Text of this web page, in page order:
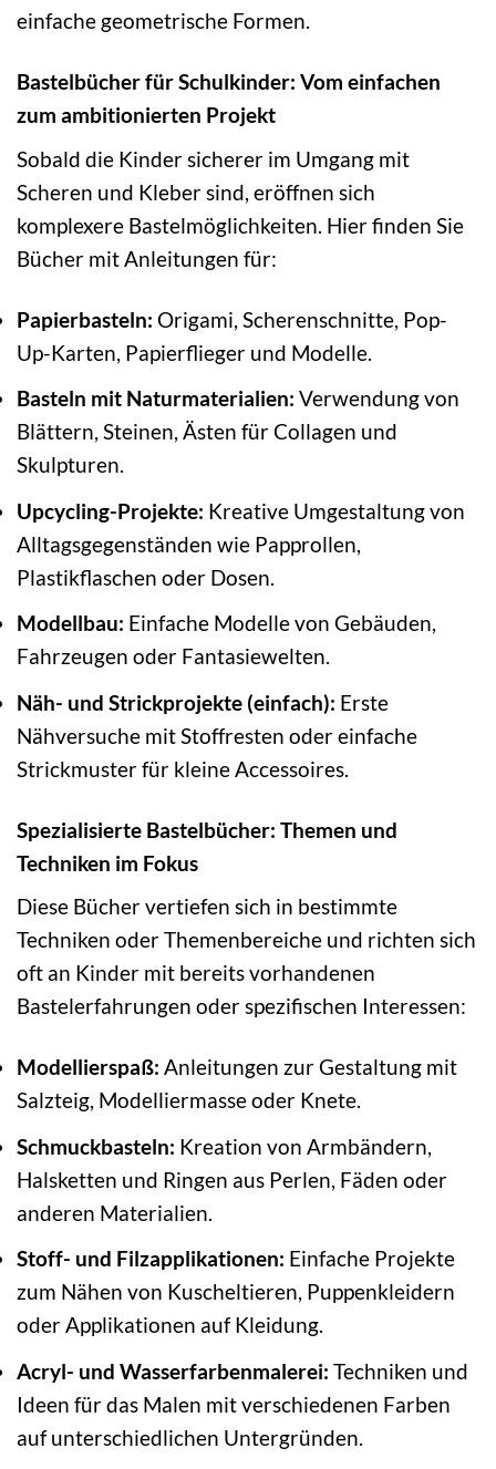
einfache geometrische Formen.
Bastelbücher für Schulkinder: Vom einfachen
zum ambitionierten Projekt
Sobald die Kinder sicherer im Umgang mit
Scheren und Kleber sind, eröffnen sich
komplexere Bastelmöglichkeiten. Hier finden Sie
Bücher mit Anleitungen für:
Papierbasteln: Origami, Scherenschnitte, Pop-
Up-Karten, Papierflieger und Modelle.
Basteln mit Naturmaterialien: Verwendung von
Blättern, Steinen, Ästen für Collagen und
Skulpturen.
Upcycling-Projekte: Kreative Umgestaltung von
Alltagsgegenständen wie Papprollen,
Plastikflaschen oder Dosen.
Modellbau: Einfache Modelle von Gebäuden,
Fahrzeugen oder Fantasiewelten.
Näh- und Strickprojekte (einfach): Erste
Nähversuche mit Stoffresten oder einfache
Strickmuster für kleine Accessoires.
Spezialisierte Bastelbücher: Themen und
Techniken im Fokus
Diese Bücher vertiefen sich in bestimmte
Techniken oder Themenbereiche und richten sich
oft an Kinder mit bereits vorhandenen
Bastelerfahrungen oder spezifischen Interessen:
Modellierspaß: Anleitungen zur Gestaltung mit
Salzteig, Modelliermasse oder Knete.
Schmuckbasteln: Kreation von Armbändern,
Halsketten und Ringen aus Perlen, Fäden oder
anderen Materialien.
Stoff- und Filzapplikationen: Einfache Projekte
zum Nähen von Kuscheltieren, Puppenkleidern
oder Applikationen auf Kleidung.
Acryl- und Wasserfarbenmalerei: Techniken und
Ideen für das Malen mit verschiedenen Farben
auf unterschiedlichen Untergründen.